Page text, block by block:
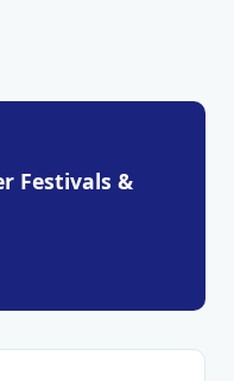
Festivals &